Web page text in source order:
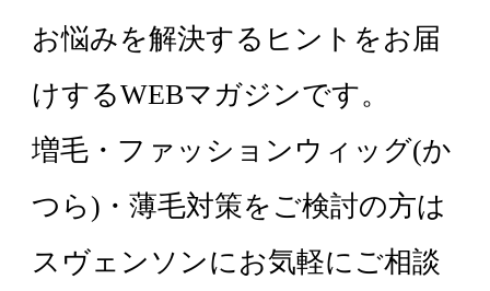
お悩みを解決するヒントをお届
けするWEBマガジンです。
増毛・ファッションウィッグ(か
つら)・薄毛対策をご検討の方は
スヴェンソンにお気軽にご相談